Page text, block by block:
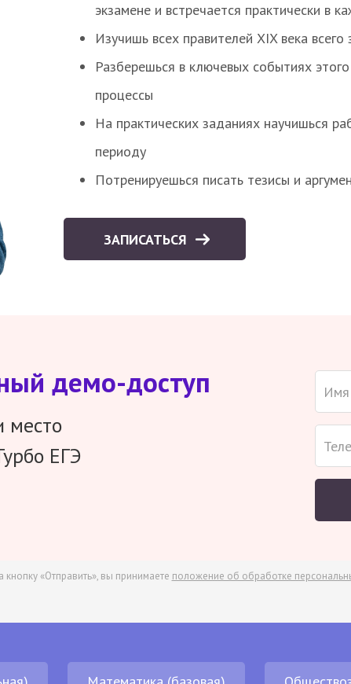
экзамене и встречается практически в
Изучишь всех правителей XIX века всего
Разберешься в ключевых событиях
процессы
На практических заданиях научишься
периоду
Потренируешься писать тезисы и
ЗАПИСАТЬСЯ
демо-доступ
место
ЕГЭ
«Отправить», вы принимаете положение об обработке